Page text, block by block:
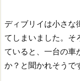
ディブリイは小さな
てしまいました。 そ
ていると、一台の車
か？と聞かれそうで